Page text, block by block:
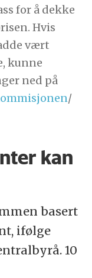
for å dekke
Hvis
vært
kunne
ned på
/
kan
basert
ifølge
10